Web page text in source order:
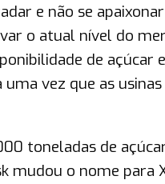
e não se
o atual nível do
de
vez que as
toneladas de
mudou o nome para